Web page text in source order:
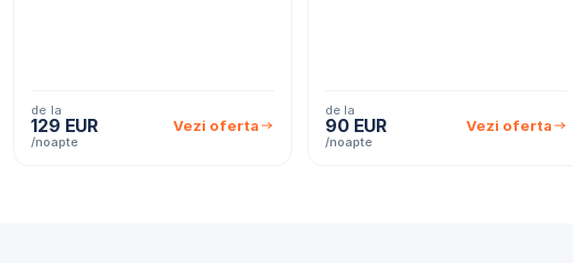
de la
129 EUR
/noapte
Vezi oferta
de la
90 EUR
/noapte
Vezi oferta